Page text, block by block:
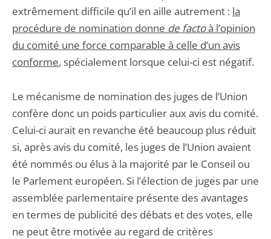
extrêmement difficile qu’il en aille autrement : la
procédure de nomination donne de factoà l’opinion
du comité une force comparable à celle d’un avis
conforme, spécialement lorsque celui-ci est négatif.
Le mécanisme de nomination des juges de l’Union
confère donc un poids particulier aux avis du comité.
Celui-ci aurait en revanche été beaucoup plus réduit
si, après avis du comité, les juges de l’Union avaient
été nommés ou élus à la majorité par le Conseil ou
le Parlement européen. Si l’élection de juges par une
assemblée parlementaire présente des avantages
en termes de publicité des débats et des votes, elle
ne peut être motivée au regard de critères